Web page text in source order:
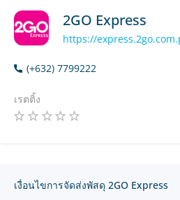
2GO Express
https://
(+632) 7799222
เรตติ้ง
เงื่อนไขการจัดส่งพัสดุ 2GO Express